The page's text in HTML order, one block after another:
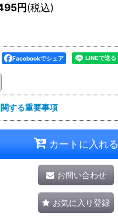
円(税込)
Facebookでシェア
する重要事項
カートに入れる
お問い合わせ
お気に入り登録